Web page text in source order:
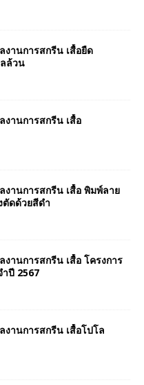
งานการสกรีน เสื้อยืด
ลล้วน
งานการสกรีน เสื้อ
งานการสกรีน เสื้อ พิมพ์ลาย
ตัดด้วยสีดำ
งานการสกรีน เสื้อ โครงการ
ปี 2567
งานการสกรีน เสื้อโปโล